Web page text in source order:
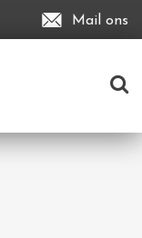
Mail ons